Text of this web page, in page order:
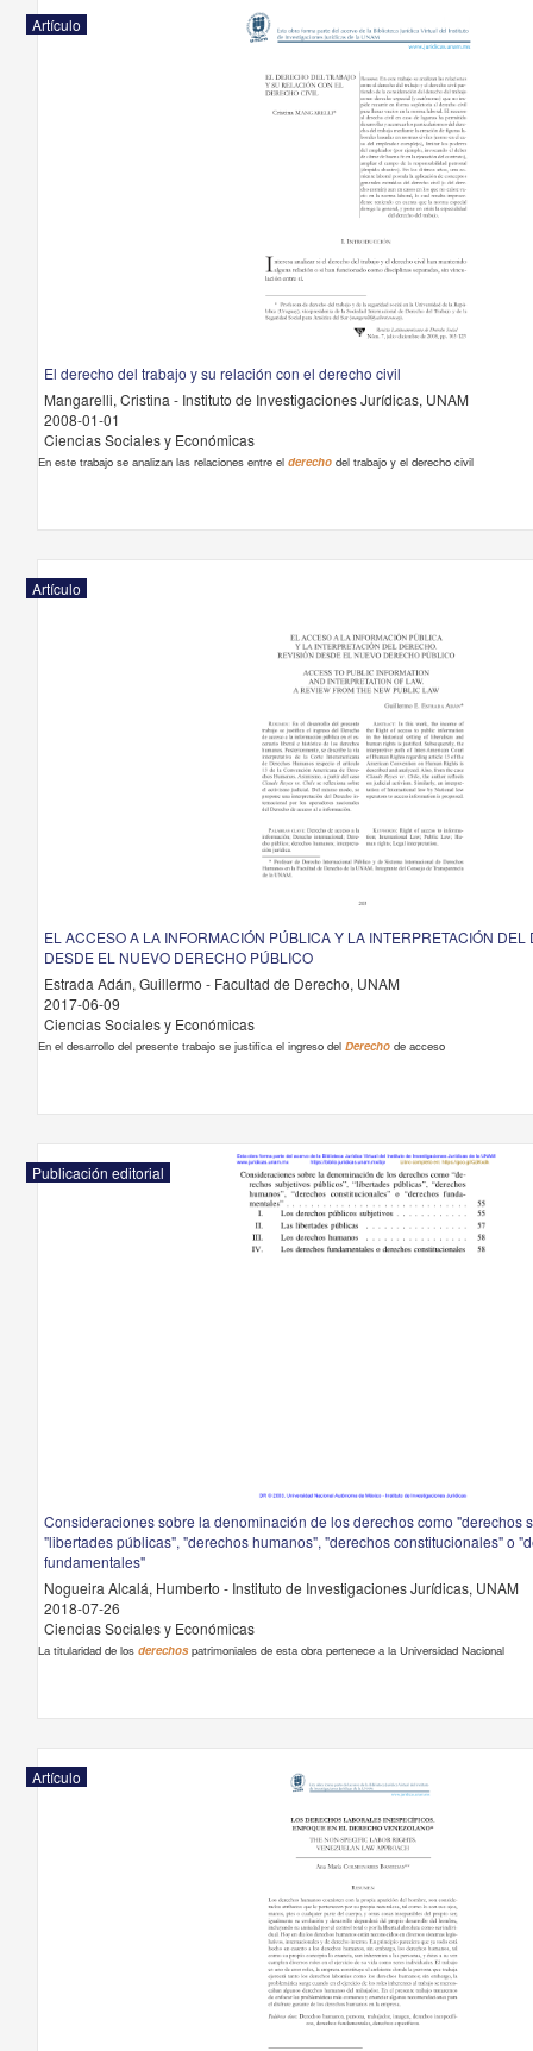
Artículo
El derecho del trabajo y su relación con el derecho civil
Mangarelli, Cristina - Instituto de Investigaciones Jurídicas, UNAM
2008-01-01
Ciencias Sociales y Económicas
En este trabajo se analizan las relaciones entre el derechodel trabajo y el derecho civil
Artículo
EL ACCESO A LA INFORMACIÓN PÚBLICA Y LA INTERPRETACIÓN DEL
DESDE EL NUEVO DERECHO PÚBLICO
Estrada Adán, Guillermo - Facultad de Derecho, UNAM
2017-06-09
Ciencias Sociales y Económicas
En el desarrollo del presente trabajo se justifica el ingreso del Derechode acceso
Publicación editorial
Consideraciones sobre la denominación de los derechos como "derechos
"libertades públicas", "derechos humanos", "derechos constitucionales" o
fundamentales"
Nogueira Alcalá, Humberto - Instituto de Investigaciones Jurídicas, UNAM
2018-07-26
Ciencias Sociales y Económicas
La titularidad de los derechospatrimoniales de esta obra pertenece a la Universidad Nacional
Artículo